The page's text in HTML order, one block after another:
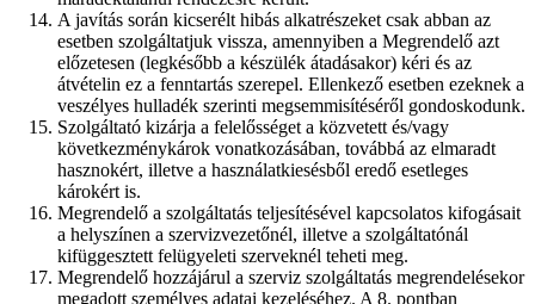
A javítás során kicserélt hibás alkatrészeket csak abban az
esetben szolgáltatjuk vissza, amennyiben a Megrendelő azt
előzetesen (legkésőbb a készülék átadásakor) kéri és az
átvételin ez a fenntartás szerepel. Ellenkező esetben ezeknek a
veszélyes hulladék szerinti megsemmisítéséről gondoskodunk.
Szolgáltató kizárja a felelősséget a közvetett és/vagy
következménykárok vonatkozásában, továbbá az elmaradt
hasznokért, illetve a használatkiesésből eredő esetleges
károkért is.
Megrendelő a szolgáltatás teljesítésével kapcsolatos kifogásait
a helyszínen a szervizvezetőnél, illetve a szolgáltatónál
kifüggesztett felügyeleti szerveknél teheti meg.
Megrendelő hozzájárul a szerviz szolgáltatás megrendelésekor
megadott személyes adatai kezeléséhez. A 8. pontban